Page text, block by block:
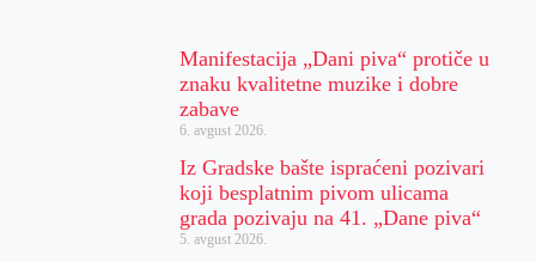
Manifestacija „Dani piva“ protiče u
znaku kvalitetne muzike i dobre
zabave
6. avgust 2026.
Iz Gradske bašte ispraćeni pozivari
koji besplatnim pivom ulicama
grada pozivaju na 41. „Dane piva“
5. avgust 2026.